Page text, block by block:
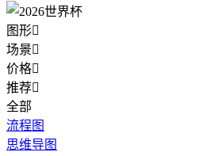
图形
场景
价格
推荐
全部
流程图
思维导图